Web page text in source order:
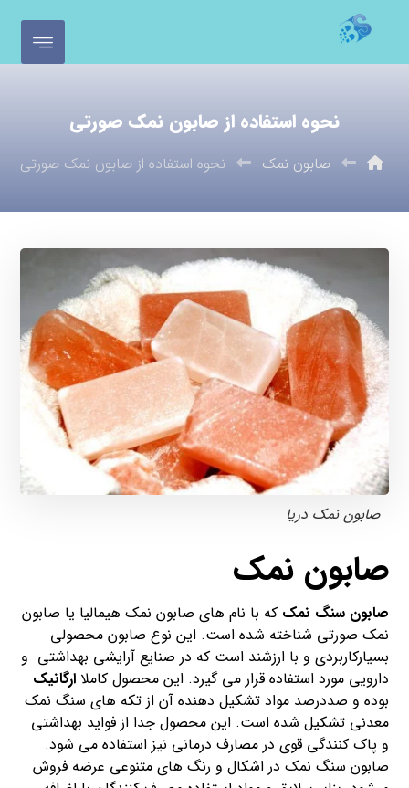
نحوه استفاده از صابون نمک صورتی
صابون نمک نحوه استفاده از صابون نمک صورتی
صابون نمک دریا
صابون نمک
صابون سنگ نمک که با نام های صابون نمک هیمالیا یا صابون
نمک صورتی شناخته شده است. این نوع صابون محصولی
بسیارکاربردی و با ارزشند است که در صنایع آرایشی بهداشتی و
دارویی مورد استفاده قرار می گیرد. این محصول کاملاارگانیک
بوده و صددرصد مواد تشکیل دهنده آن از تکه های سنگ نمک
معدنی تشکیل شده است. این محصول جدا از فواید بهداشتی
و پاک کنندگی قوی در مصارف درمانی نیز استفاده می شود.
صابون سنگ نمک در اشکال و رنگ های متنوعی عرضه فروش